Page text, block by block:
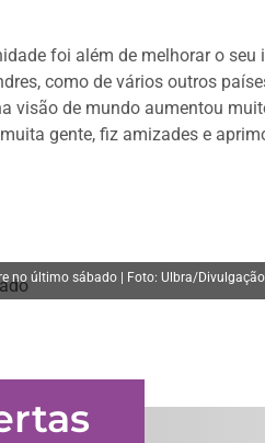
foi além de melhorar o seu
como de vários outros
visão de mundo aumentou
gente, fiz amizades e
no último sábado | Foto: Ulbra/Divulgação